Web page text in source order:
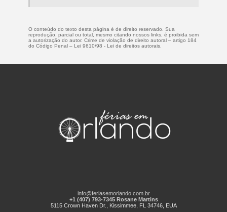
O conteúdo do texto desta página é de direito reservado. Sua
reprodução, parcial ou total, mesmo citando nossos links, é proibida sem
a autorização do autor. Crime de violação de direito autoral – artigo 184
do Código Penal – Lei 9610/98 - Lei de direitos autorais
info@feriasemorlando.com.br
+1 (407) 793-7345 Rosane Martins
5115 Crown Haven Dr., Kissimmee, FL 34746, EUA